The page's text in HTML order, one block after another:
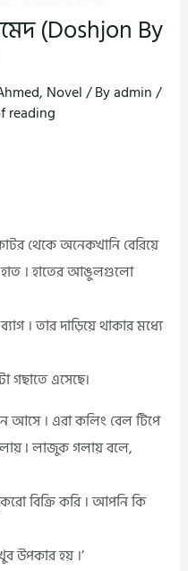
(Doshjon By
, Novel/ Byadmin/
reading
থেকে অনেকখানি বেরিয়ে
। হাতের আঙুলগুলো
। তার দাড়িয়ে থাকার মধ্যে
গছাতে এসেছে।
। এরা কলিং বেল টিপে
৷ লাজুক গলায় বলে,
বিক্রি করি । আপনি কি
উপকার হয় ।’